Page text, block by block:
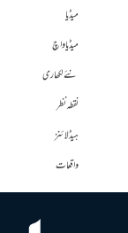
میڈیا
میڈیا واچ
نئے لکھاری
نقطہ نظر
ہیڈلائنز
واقعات